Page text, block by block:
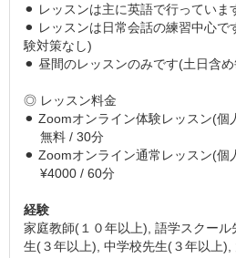
⚫︎ レッスンは主に英語で行っていま
⚫︎ レッスンは日常会話の練習中心
験対策なし)
⚫︎ 昼間のレッスンのみです(土日含
◎ レッスン料金
⚫︎ Zoomオンライン体験レッスン(個
無料 / 30分
⚫︎ Zoomオンライン通常レッスン(個
¥4000 / 60分
経験
家庭教師(１０年以上), 語学スクー
生(３年以上), 中学校先生(３年以上